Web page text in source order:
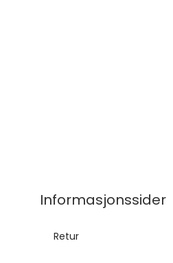
Informasjonssider
Retur